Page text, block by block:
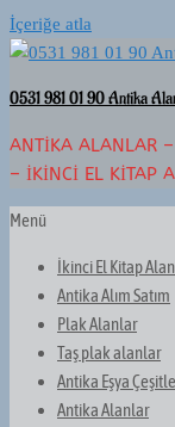
İçeriğe atla
0531 981 01 90 Antika
ANTIKA ALANLAR
– İKINCI EL KITAP
Menü
İkinci El Kitap
Antika Alım Satım
Plak Alanlar
Taş plak alanlar
Antika Eşya
Antika Alanlar